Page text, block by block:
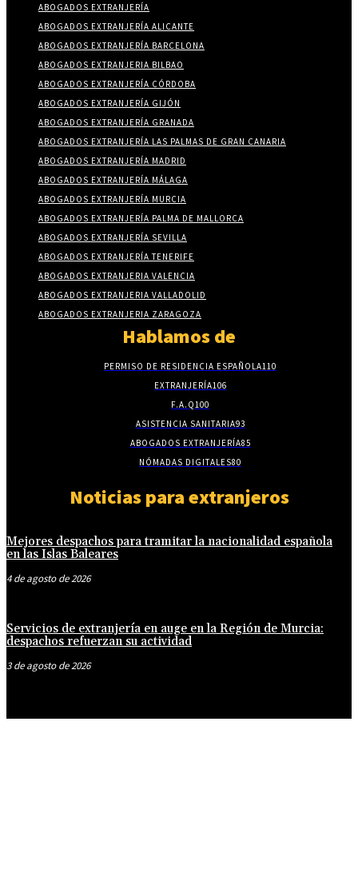
ABOGADOS EXTRANJERÍA
ABOGADOS EXTRANJERÍA ALICANTE
ABOGADOS EXTRANJERÍA BARCELONA
ABOGADOS EXTRANJERIA BILBAO
ABOGADOS EXTRANJERÍA CÓRDOBA
ABOGADOS EXTRANJERÍA GIJÓN
ABOGADOS EXTRANJERÍA GRANADA
ABOGADOS EXTRANJERÍA LAS PALMAS DE GRAN CANARIA
ABOGADOS EXTRANJERÍA MADRID
ABOGADOS EXTRANJERÍA MÁLAGA
ABOGADOS EXTRANJERÍA MURCIA
ABOGADOS EXTRANJERÍA PALMA DE MALLORCA
ABOGADOS EXTRANJERÍA SEVILLA
ABOGADOS EXTRANJERÍA TENERIFE
ABOGADOS EXTRANJERIA VALENCIA
ABOGADOS EXTRANJERIA VALLADOLID
ABOGADOS EXTRANJERIA ZARAGOZA
Hablamos de
PERMISO DE RESIDENCIA ESPAÑOLA110
EXTRANJERÍA106
F.A.Q100
ASISTENCIA SANITARIA93
ABOGADOS EXTRANJERÍA85
NÓMADAS DIGITALES80
Noticias para extranjeros
Mejores despachos para tramitar la nacionalidad española
en las Islas Baleares
4 de agosto de 2026
Servicios de extranjería en auge en la Región de Murcia:
despachos refuerzan su actividad
3 de agosto de 2026